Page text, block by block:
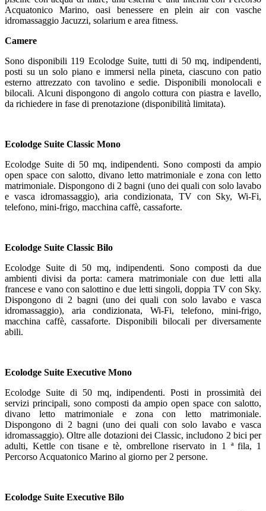
Acquatonico Marino, oasi benessere en plein air con vasche
idromassaggio Jacuzzi, solarium e area fitness.
Camere
Sono disponibili 119 Ecolodge Suite, tutti di 50 mq, indipendenti,
posti su un solo piano e immersi nella pineta, ciascuno con patio
esterno attrezzato con tavolino e sedie. Disponibili monolocali e
bilocali. Alcuni dispongono di angolo cottura con piastra e lavello,
da richiedere in fase di prenotazione (disponibilità limitata).
Ecolodge Suite Classic Mono
Ecolodge Suite di 50 mq, indipendenti. Sono composti da ampio
open space con salotto, divano letto matrimoniale e zona con letto
matrimoniale. Dispongono di 2 bagni (uno dei quali con solo lavabo
e vasca idromassaggio), aria condizionata, TV con Sky, Wi-Fi,
telefono, mini-frigo, macchina caffè, cassaforte.
Ecolodge Suite Classic Bilo
Ecolodge Suite di 50 mq, indipendenti. Sono composti da due
ambienti divisi da porta: camera matrimoniale con due letti alla
francese e vano con salottino e due letti singoli, doppia TV con Sky.
Dispongono di 2 bagni (uno dei quali con solo lavabo e vasca
idromassaggio), aria condizionata, Wi-Fi, telefono, mini-frigo,
macchina caffè, cassaforte. Disponibili bilocali per diversamente
abili.
Ecolodge Suite Executive Mono
Ecolodge Suite di 50 mq, indipendenti. Posti in prossimità dei
servizi principali, sono composti da ampio open space con salotto,
divano letto matrimoniale e zona con letto matrimoniale.
Dispongono di 2 bagni (uno dei quali con solo lavabo e vasca
idromassaggio). Oltre alle dotazioni dei Classic, includono 2 bici per
adulti, Kettle con tisane e tè, ombrellone riservato in 1 ª fila, 1
Percorso Acquatonico Marino al giorno per 2 persone.
Ecolodge Suite Executive Bilo